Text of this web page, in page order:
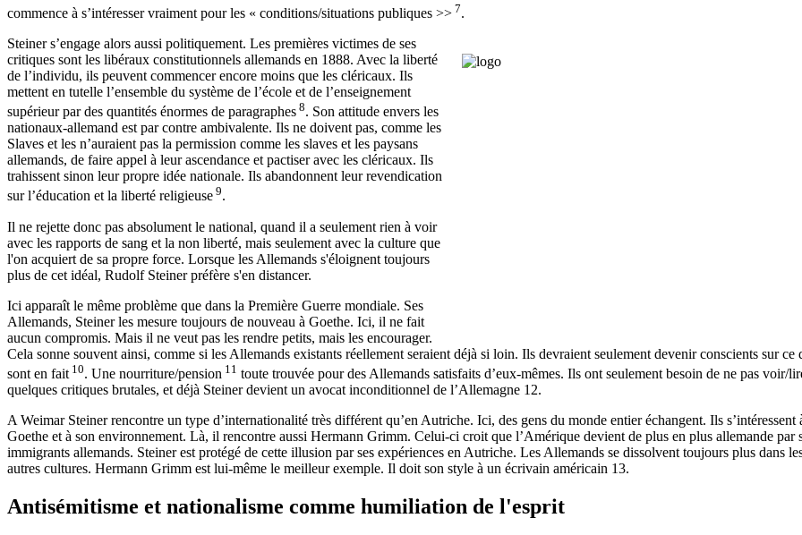
commence à s’intéresser vraiment pour les « conditions/situations publiques >> 7.
Steiner s’engage alors aussi politiquement. Les premières victimes de ses
critiques sont les libéraux constitutionnels allemands en 1888. Avec la liberté
de l’individu, ils peuvent commencer encore moins que les cléricaux. Ils
mettent en tutelle l’ensemble du système de l’école et de l’enseignement
supérieur par des quantités énormes de paragraphes 8. Son attitude envers les
nationaux-allemand est par contre ambivalente. Ils ne doivent pas, comme les
Slaves et les n’auraient pas la permission comme les slaves et les paysans
allemands, de faire appel à leur ascendance et pactiser avec les cléricaux. Ils
trahissent sinon leur propre idée nationale. Ils abandonnent leur revendication
sur l’éducation et la liberté religieuse 9.
Il ne rejette donc pas absolument le national, quand il a seulement rien à voir
avec les rapports de sang et la non liberté, mais seulement avec la culture que
l'on acquiert de sa propre force. Lorsque les Allemands s'éloignent toujours
plus de cet idéal, Rudolf Steiner préfère s'en distancer.
Ici apparaît le même problème que dans la Première Guerre mondiale. Ses
Allemands, Steiner les mesure toujours de nouveau à Goethe. Ici, il ne fait
aucun compromis. Mais il ne veut pas les rendre petits, mais les encourager.
Cela sonne souvent ainsi, comme si les Allemands existants réellement seraient déjà si loin. Ils devraient seulement devenir conscients sur ce
sont en fait 10. Une nourriture/pension 11 toute trouvée pour des Allemands satisfaits d’eux-mêmes. Ils ont seulement besoin de ne pas voir/
quelques critiques brutales, et déjà Steiner devient un avocat inconditionnel de l’Allemagne 12.
A Weimar Steiner rencontre un type d’internationalité très différent qu’en Autriche. Ici, des gens du monde entier échangent. Ils s’intéressent
Goethe et à son environnement. Là, il rencontre aussi Hermann Grimm. Celui-ci croit que l’Amérique devient de plus en plus allemande par
immigrants allemands. Steiner est protégé de cette illusion par ses expériences en Autriche. Les Allemands se dissolvent toujours plus dans
autres cultures. Hermann Grimm est lui-même le meilleur exemple. Il doit son style à un écrivain américain 13.
Antisémitisme et nationalisme comme humiliation de l'esprit